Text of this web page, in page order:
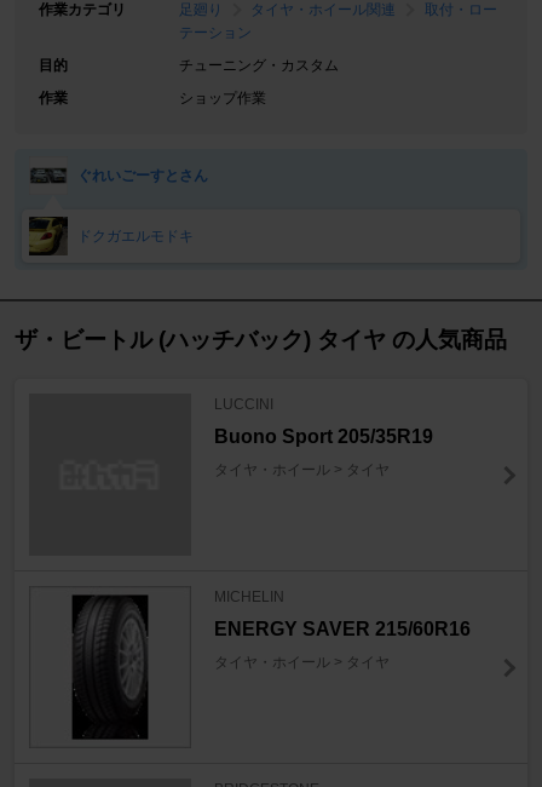
作業カテゴリ
足廻り タイヤ・ホイール関連
取付・ロー
テーション
目的
チューニング・カスタム
作業
ショップ作業
ぐれいごーすとさん
ドクガエルモドキ
ザ・ビートル (ハッチバック) タイヤ の人気商品
LUCCINI
Buono Sport 205/35R19
タイヤ・ホイール > タイヤ
MICHELIN
ENERGY SAVER 215/60R16
タイヤ・ホイール > タイヤ